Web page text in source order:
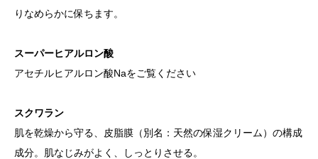
りなめらかに保ちます。
スーパーヒアルロン酸
アセチルヒアルロン酸Naをご覧ください
スクワラン
肌を乾燥から守る、皮脂膜（別名：天然の保湿クリーム）の構成
成分。肌なじみがよく、しっとりさせる。